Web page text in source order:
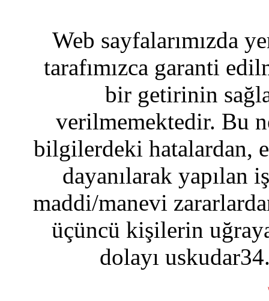
Web sayfalarımızda
tarafımızca garanti
bir getirinin
verilmemektedir. Bu
bilgilerdeki hatalardan,
dayanılarak yapılan
maddi/manevi
üçüncü kişilerin
dolayı